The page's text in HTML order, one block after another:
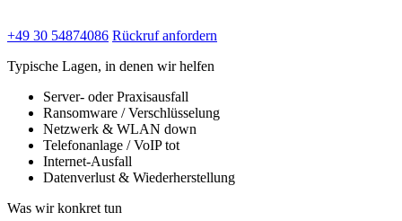
+49 30 54874086 Rückruf anfordern
Typische Lagen, in denen wir helfen
Server- oder Praxisausfall
Ransomware / Verschlüsselung
Netzwerk & WLAN down
Telefonanlage / VoIP tot
Internet-Ausfall
Datenverlust & Wiederherstellung
Was wir konkret tun